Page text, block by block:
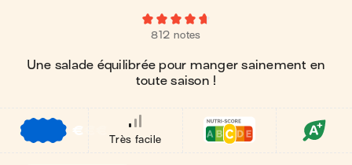
812 notes
Une salade équilibrée pour manger sainement en
toute saison !
€
Très facile